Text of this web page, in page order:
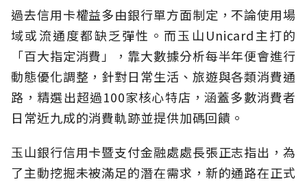
過去信用卡權益多由銀行單方面制定，不論使用場
域或流通度都缺乏彈性。而玉山Unicard主打的
「百大指定消費」，靠大數據分析每半年便會進行
動態優化調整，針對日常生活、旅遊與各類消費通
路，精選出超過100家核心特店，涵蓋多數消費者
日常近九成的消費軌跡並提供加碼回饋。
玉山銀行信用卡暨支付金融處處長張正志指出，為
了主動挖掘未被滿足的潛在需求，新的通路在正式